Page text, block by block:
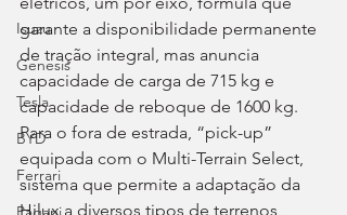
Isuzu
Genesis
Tesla
BYD
Ferrari
garante a disponibilidade permanente
de tração integral, mas anuncia
capacidade de carga de 715 kg e
capacidade de reboque de 1600 kg.
Para o fora de estrada, “pick-up”
equipada com o Multi-Terrain Select,
sistema que permite a adaptação da
Hilux a diversos tipos de terrenos,